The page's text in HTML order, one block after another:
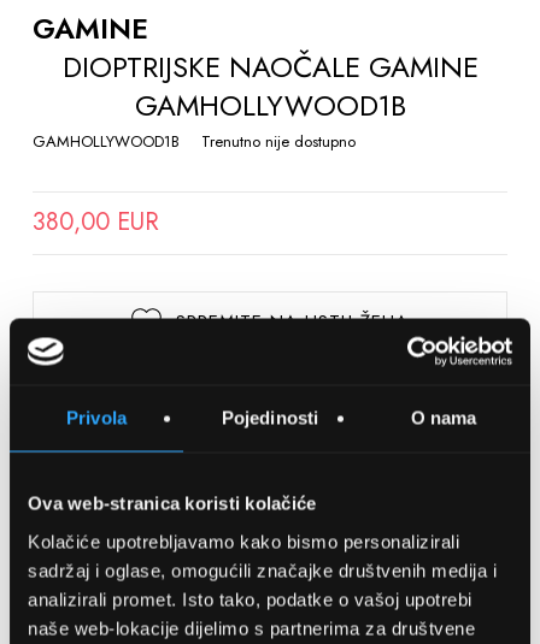
Privola Pojedinosti O nama
Ova web-stranica koristi kolačiće
Kolačiće upotrebljavamo kako bismo personalizirali
sadržaj i oglase, omogućili značajke društvenih medija i
analizirali promet. Isto tako, podatke o vašoj upotrebi
naše web-lokacije dijelimo s partnerima za društvene
THE
BEGINNING
GALLERY
GAMINE
DIOPTRIJSKE NAOČALE GAMINE
GAMHOLLYWOOD1B
GAMHOLLYWOOD1B Trenutno nije dostupno
380,00 EUR
SPREMITE NA LISTU ŽELJA
Detalji